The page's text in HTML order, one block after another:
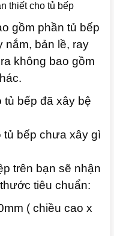
thiết cho tủ bếp
gồm phần tủ bếp
nắm, bản lề, ray
không bao gồm
tủ bếp đã xây bệ
tủ bếp chưa xây gì
trên bạn sẽ nhận
tiêu chuẩn:
( chiều cao x